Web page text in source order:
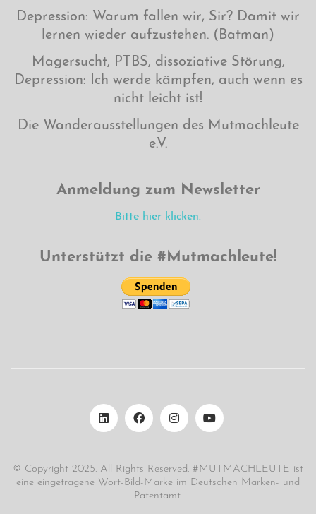
Depression: Warum fallen wir, Sir? Damit wir
lernen wieder aufzustehen. (Batman)
Magersucht, PTBS, dissoziative Störung,
Depression: Ich werde kämpfen, auch wenn es
nicht leicht ist!
Die Wanderausstellungen des Mutmachleute
e.V.
Anmeldung zum Newsletter
Bitte hier klicken.
Unterstützt die #Mutmachleute!
© Copyright 2025. All Rights Reserved. #MUTMACHLEUTE ist
eine eingetragene Wort-Bild-Marke im Deutschen Marken- und
Patentamt.